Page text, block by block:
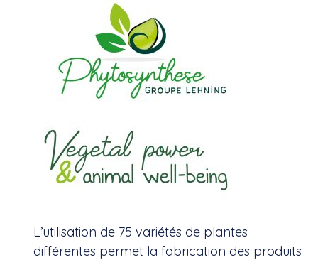
L’utilisation de 75 variétés de plantes
différentes permet la fabrication des produits